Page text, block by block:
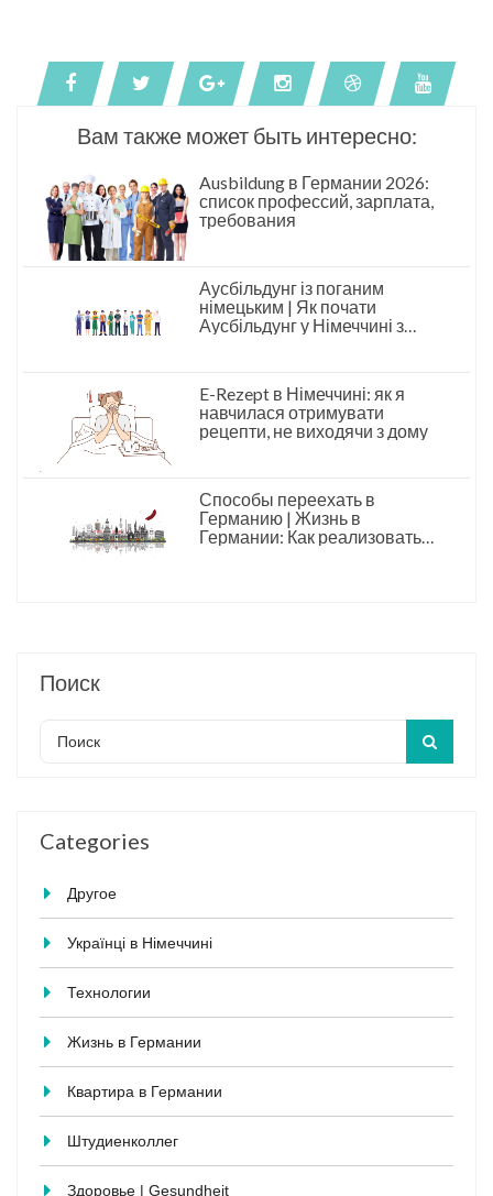
Вам также может быть интересно:
Ausbildung в Германии 2026:
список профессий, зарплата,
требования
Аусбільдунг із поганим
німецьким | Як почати
Аусбільдунг у Німеччині з
E-Rezept в Німеччині: як я
навчилася отримувати
рецепти, не виходячи з дому
Способы переехать в
Германию | Жизнь в
Германии: Как реализовать
Поиск
Categories
Другое
Українці в Німеччині
Технологии
Жизнь в Германии
Квартира в Германии
Штудиенколлег
Здоровье | Gesundheit